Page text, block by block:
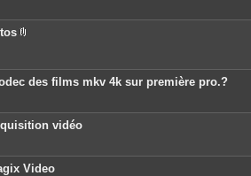
c
e
o
i
e
s
des films mkv 4k sur première pro.?
vidéo
Video